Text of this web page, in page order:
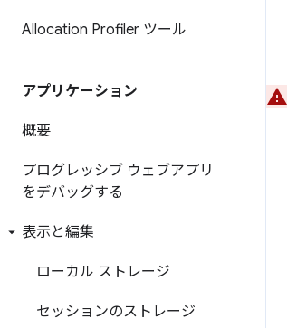
Allocation Profiler ツール
アプリケーション
概要
プログレッシブ ウェブアプリ
をデバッグする
表示と編集
ローカル ストレージ
セッションのストレージ